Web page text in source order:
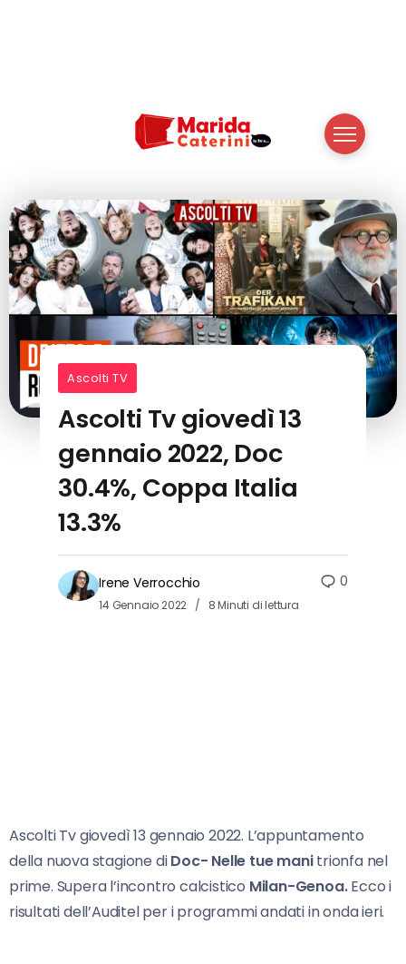
Ascolti TV
Ascolti Tv giovedì 13
gennaio 2022, Doc
30.4%, Coppa Italia
13.3%
Irene Verrocchio
14 Gennaio 2022 8 Minuti di lettura
0
Ascolti Tv giovedì 13 gennaio 2022. L’appuntamento
della nuova stagione diDoc- Nelle tue manitrionfa nel
prime. Supera l’incontro calcistico Milan-Genoa.Ecco i
risultati dell’Auditel per i programmi andati in onda ieri.